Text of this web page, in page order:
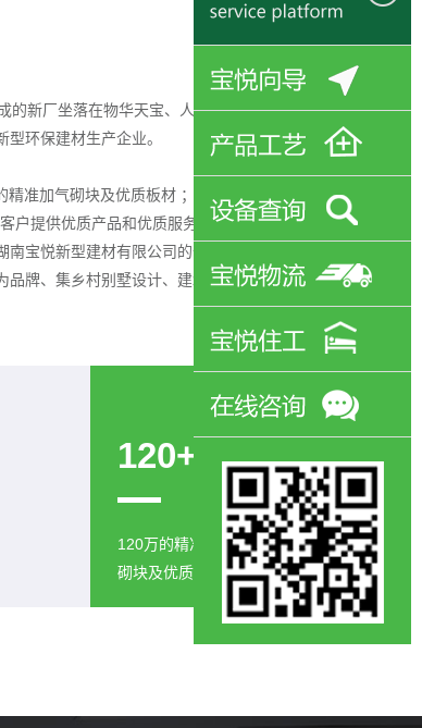
的新厂坐落在物华天宝、人杰地灵的长沙市望城
环保建材生产企业。
准加气砌块及优质板材 ；公司奉行“以质量求生
户提供优质产品和优质服务，及时准确地向客户
宝悦新型建材有限公司的全资子公司，在其母
牌、集乡村别墅设计、建筑施工、装饰装修为
120+
120万的精准加气
砌块及优质板材年产量